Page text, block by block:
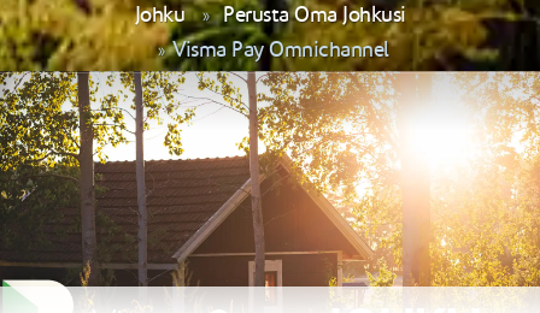
Johku
Perusta Oma Johkusi
Visma Pay Omnichannel